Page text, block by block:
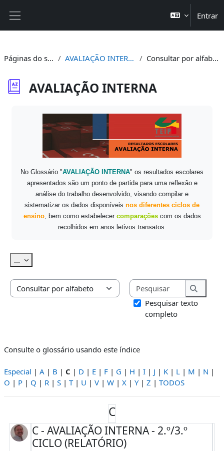
Entrar
Páginas do site AVALIAÇÃO INTERNA Consultar por alfabeto
AVALIAÇÃO INTERNA
No Glossário "AVALIAÇÃO INTERNA" os resultados escolares
apresentados são um ponto de partida para uma reflexão e
análise do trabalho desenvolvido, visando compilar e
sistematizar os dados disponíveis nos diferentes ciclos de
ensino, bem como estabelecercomparaçõescom os dados
recolhidos em anos letivos transatos.
... Exportar termos
Consulte o glossário usando este índice
Pesquisar
Pesquisar texto
completo
Consulte o glossário usando este índice
Especial | A | B | C | D | E | F | G | H | I | J | K | L | M | N |
O | P | Q | R | S | T| U | V | W | X | Y| Z | TODOS
C
C - AVALIAÇÃO INTERNA - 2.º/3.º
CICLO (RELATÓRIO)